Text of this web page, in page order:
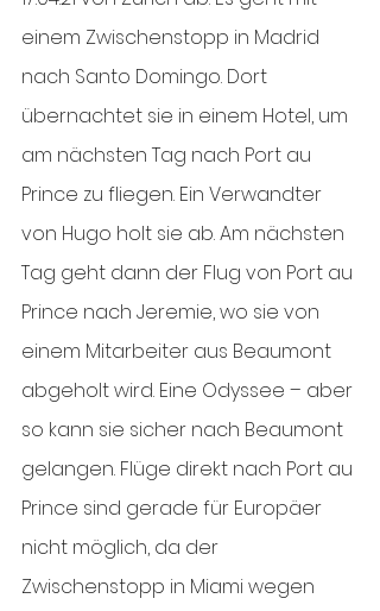
einem Zwischenstopp in Madrid
nach Santo Domingo. Dort
übernachtet sie in einem Hotel, um
am nächsten Tag nach Port au
Prince zu fliegen. Ein Verwandter
von Hugo holt sie ab. Am nächsten
Tag geht dann der Flug von Port au
Prince nach Jeremie, wo sie von
einem Mitarbeiter aus Beaumont
abgeholt wird. Eine Odyssee – aber
so kann sie sicher nach Beaumont
gelangen. Flüge direkt nach Port au
Prince sind gerade für Europäer
nicht möglich, da der
Zwischenstopp in Miami wegen